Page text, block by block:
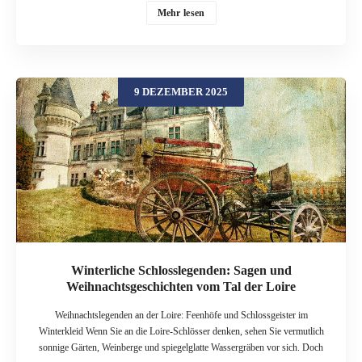
Weihnachtsprogramme an. In diesem Beitrag geht es an den Genfersee und
Geistergeschichten und kleine Weihnachtswunder. Burgenland Schweiz –
Winter zwischen Fels und Wasser Die Schweiz ist reich an Burgen und
Schlössern: Entlang der Seen, in den Voralpen und auf Felsvorsprüngen
finden sich Anlagen, die von mittelalterlicher Macht, Handelswegen und
Grenzkonflikten erzählen. Auch im Winter öffnen einige ihre Tore und bieten
spezielle Programme, Ausstellungen und Themenführungen an. Einmal im
Jahr feiert die Schweiz sogar einen eigenen „Swiss Castles Day“, an dem
Häuser wie Yverdon, Chillon, Gruyères oder Morges mit besonderen
Veranstaltungen auf sich aufmerksam machen. Viele dieser Orte eignen sich
hervorragend als Kulisse für Winter- und Weihnachtsgeschichten […]
Mehr lesen
9 DEZEMBER 2025
Winterliche Schlosslegenden: Sagen und
Weihnachtsgeschichten vom Tal der Loire
Weihnachtslegenden an der Loire: Feenhöfe und Schlossgeister im
Winterkleid Wenn Sie an die Loire-Schlösser denken, sehen Sie vermutlich
sonnige Gärten, Weinberge und spiegelglatte Wassergräben vor sich. Doch